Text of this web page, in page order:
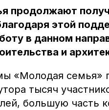
продолжают
этой
в данном
и
«Молодая семья»
тысяч
большую часть